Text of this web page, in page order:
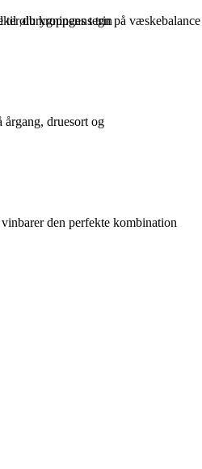
du kroppens tegn på væske­balance
druesort og
den perfekte kombination
til ølbrygningens trin